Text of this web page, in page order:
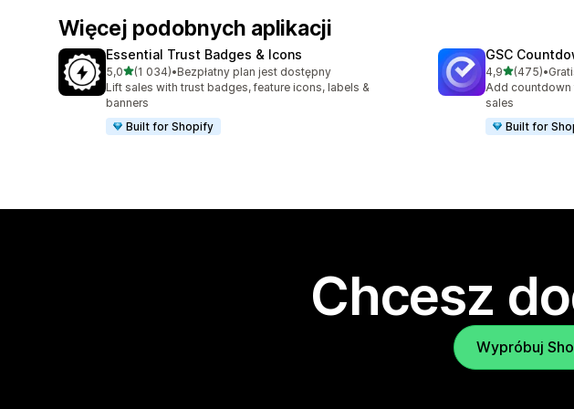
Więcej podobnych aplikacji
Essential Trust Badges & Icons
5,0na 5 gwiazdek
(1 034)
Łączna liczba recenzji: 1034
•Bezpłatny plan jest dostępny
Lift sales with trust badges, feature icons, labels &
banners
Built for Shopify
GSC
4,9na 5(475)
Łączna liczba
•
Add countdown
sales
Built for
Chcesz
Wypróbuj